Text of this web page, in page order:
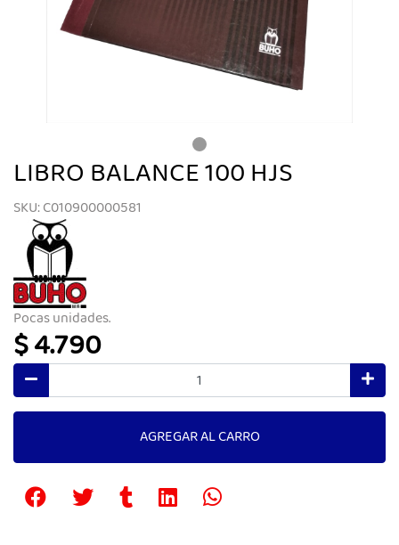
LIBRO BALANCE 100 HJS
SKU: C010900000581
Pocas unidades.
$ 4.790
AGREGAR AL CARRO